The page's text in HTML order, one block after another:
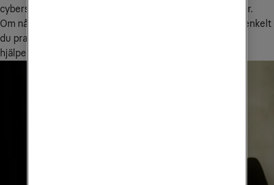
cybersäkerhet.
Om något händer online får
du prata med en expert som
hjälper dig steg för steg.
mobiler och surfplattor.
Hantera alla enheter enkelt